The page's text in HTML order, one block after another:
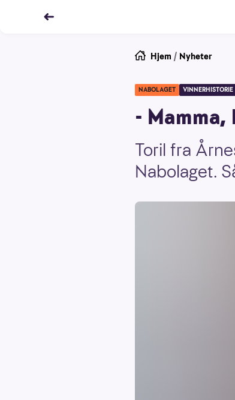
Hjem / Nyheter
NABOLAGET VINNERHISTORIE
-
Toril fra
Nabolaget.